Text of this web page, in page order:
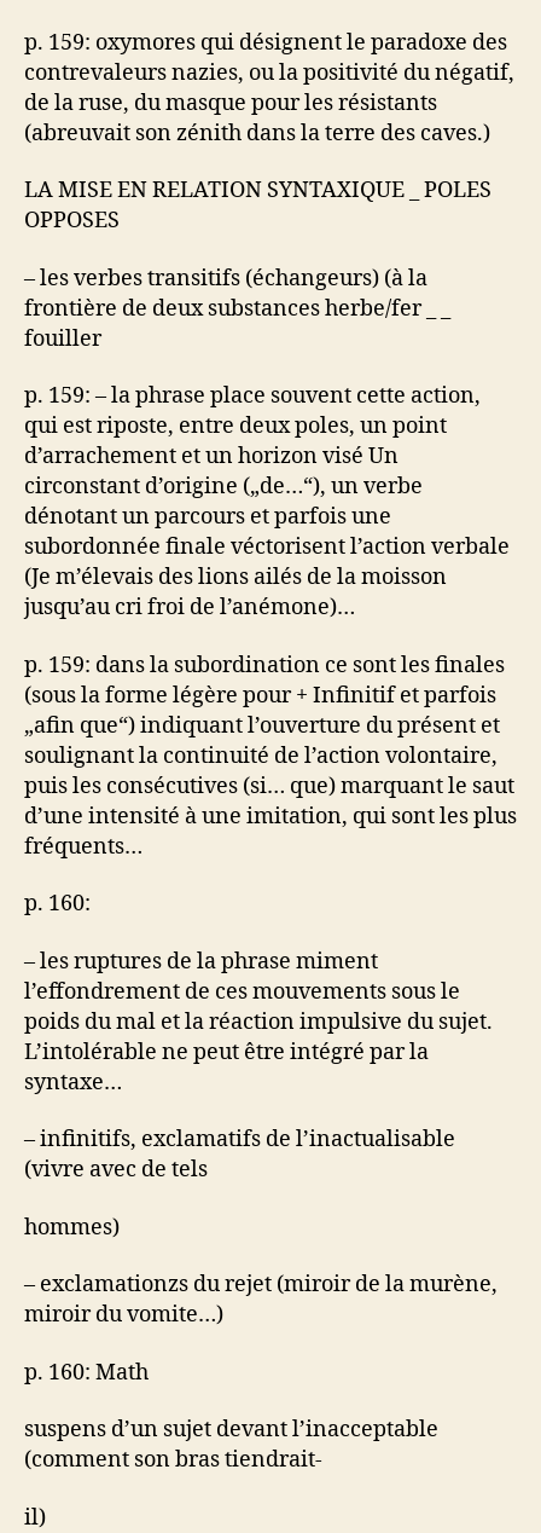
p. 159: oxymores qui désignent le paradoxe des
contrevaleurs nazies, ou la positivité du négatif,
de la ruse, du masque pour les résistants
(abreuvait son zénith dans la terre des caves.)
LA MISE EN RELATION SYNTAXIQUE _ POLES
OPPOSES
– les verbes transitifs (échangeurs) (à la
frontière de deux substances herbe/fer _ _
fouiller
p. 159: – la phrase place souvent cette action,
qui est riposte, entre deux poles, un point
d’arrachement et un horizon visé Un
circonstant d’origine („de…“), un verbe
dénotant un parcours et parfois une
subordonnée finale véctorisent l’action verbale
(Je m’élevais des lions ailés de la moisson
jusqu’au cri froi de l’anémone)…
p. 159: dans la subordination ce sont les finales
(sous la forme légère pour + Infinitif et parfois
„afin que“) indiquant l’ouverture du présent et
soulignant la continuité de l’action volontaire,
puis les consécutives (si… que) marquant le saut
d’une intensité à une imitation, qui sont les plus
fréquents…
p. 160:
– les ruptures de la phrase miment
l’effondrement de ces mouvements sous le
poids du mal et la réaction impulsive du sujet.
L’intolérable ne peut être intégré par la
syntaxe…
– infinitifs, exclamatifs de l’inactualisable
(vivre avec de tels
hommes)
– exclamationzs du rejet (miroir de la murène,
miroir du vomite…)
p. 160: Math
suspens d’un sujet devant l’inacceptable
(comment son bras tiendrait-
il)